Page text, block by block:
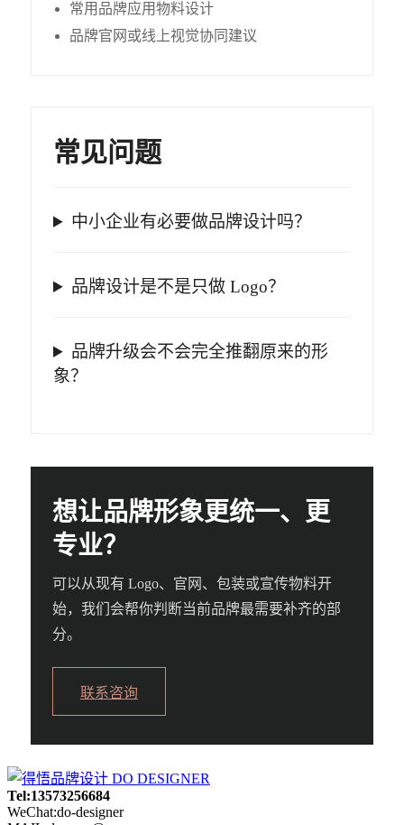
常用品牌应用物料设计
品牌官网或线上视觉协同建议
常见问题
中小企业有必要做品牌设计吗？
品牌设计是不是只做 Logo？
品牌升级会不会完全推翻原来的形
象？
想让品牌形象更统一、更
专业？
可以从现有 Logo、官网、包装或宣传物料开
始，我们会帮你判断当前品牌最需要补齐的部
分。
联系咨询
Tel:13573256684
WeChat:do-designer